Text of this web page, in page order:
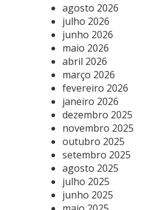
agosto 2026
julho 2026
junho 2026
maio 2026
abril 2026
março 2026
fevereiro 2026
janeiro 2026
dezembro 2025
novembro 2025
outubro 2025
setembro 2025
agosto 2025
julho 2025
junho 2025